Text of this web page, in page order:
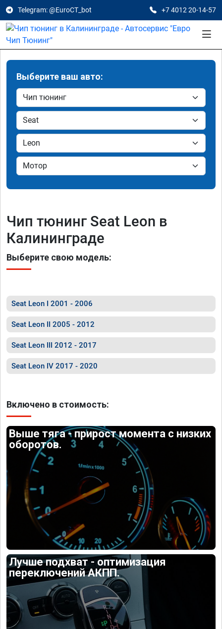
Telegram: @EuroCT_bot +7 4012 20-14-57
Выберите ваш авто:
Чип тюнинг Seat Leon в
Калининграде
Выберите свою модель:
Seat Leon I 2001 - 2006
Seat Leon II 2005 - 2012
Seat Leon III 2012 - 2017
Seat Leon IV 2017 - 2020
Включено в стоимость:
Выше тяга - прирост момента с низких
оборотов.
Лучше подхват - оптимизация
переключений АКПП.